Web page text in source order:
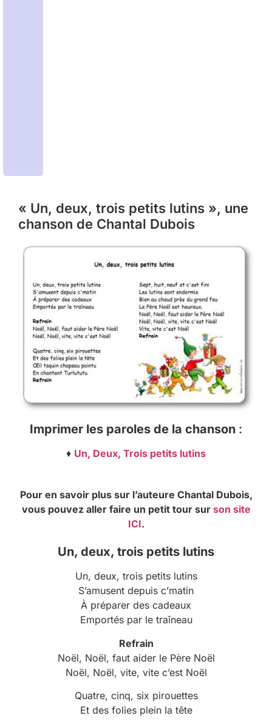
« Un, deux, trois petits lutins », une
chanson de Chantal Dubois
Imprimer les paroles de la chanson :
♦ Un, Deux, Trois petits lutins
Pour en savoir plus sur l’auteure Chantal Dubois,
vous pouvez aller faire un petit tour sur son site
ICI.
Un, deux, trois petits lutins
Un, deux, trois petits lutins
S’amusent depuis c’matin
À préparer des cadeaux
Emportés par le traîneau
Refrain
Noël, Noël, faut aider le Père Noël
Noël, Noël, vite, vite c’est Noël
Quatre, cinq, six pirouettes
Et des folies plein la tête